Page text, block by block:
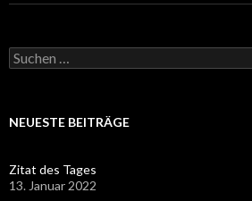
Suchen
nach:
NEUESTE BEITRÄGE
Zitat des Tages
13. Januar 2022